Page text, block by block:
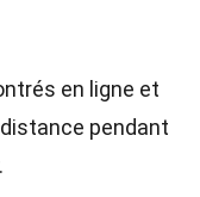
en ligne et
pendant